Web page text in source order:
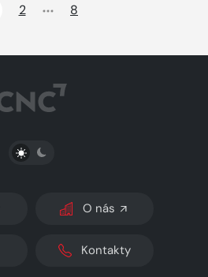
2 8
PŘEPNOUT SVĚTLÝ/TMAVÝ REŽIM
O nás
Kontakty